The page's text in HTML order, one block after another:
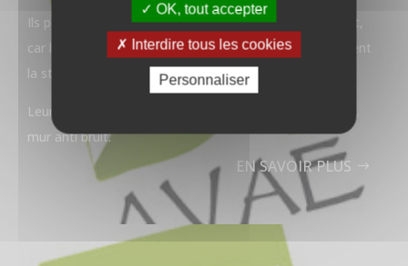
Ils peuvent par exemple servir de murs de soutènement,
car leur largeur et le poids des matériaux utilisés assurent
la stabilité de l’ouvrage.
Leurs utilisations sont très variés : décoratifs, brise vue,
mur anti bruit.
EN SAVOIR PLUS
OK, tout accepter
Interdire tous les cookies
Personnaliser